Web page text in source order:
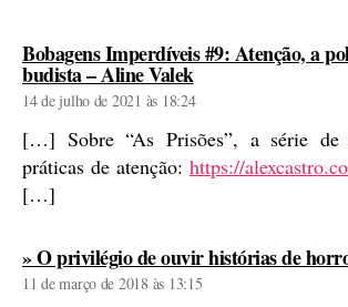
Bobagens Imperdíveis #9: Atenção, a
budista – Aline Valekdiz:
14 de julho de 2021 às 18:24
[…] Sobre “As Prisões”, a série de
práticas de atenção: https://
[…]
» O privilégio de ouvir histórias de
11 de março de 2018 às 13:15